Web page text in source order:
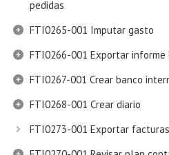
pedidas
FTI0265-001 Imputar gasto
FTI0266-001 Exportar informe
FTI0267-001 Crear banco
FTI0268-001 Crear diario
FTI0273-001 Exportar